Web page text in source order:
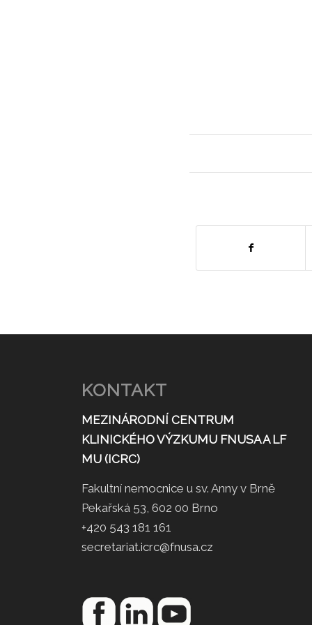
KONTAKT
MEZINÁRODNÍ CENTRUM
KLINICKÉHO VÝZKUMU FNUSA A LF
MU (ICRC)
Fakultní nemocnice u sv. Anny v Brně
Pekařská 53, 602 00 Brno
+420 543 181 161
secretariat.icrc@fnusa.cz